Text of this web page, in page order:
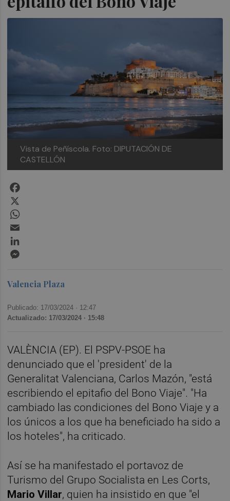
Vista de Peñíscola. Foto: DIPUTACIÓN DE
CASTELLÓN
Valencia Plaza
Publicado: 17/03/2024 · 12:47
Actualizado: 17/03/2024 · 15:48
VALÈNCIA (EP). El PSPV-PSOE ha
denunciado que el 'president' de la
Generalitat Valenciana, Carlos Mazón, "está
escribiendo el epitafio del Bono Viaje". "Ha
cambiado las condiciones del Bono Viaje y a
los únicos a los que ha beneficiado ha sido a
los hoteles", ha criticado.
Así se ha manifestado el portavoz de
Turismo del Grupo Socialista en Les Corts,
Mario Villar, quien ha insistido en que "el